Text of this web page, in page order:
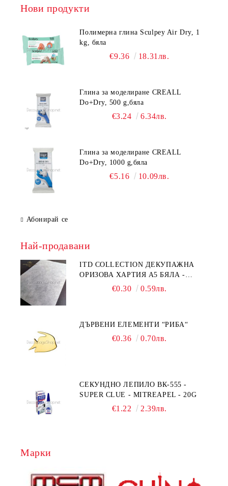
Нови продукти
Полимерна глина Sculpey Air Dry, 1
kg, бяла
€9.36 18.31лв.
Глина за моделиране CREALL
Do+Dry, 500 g,бяла
€3.24 6.34лв.
Глина за моделиране CREALL
Do+Dry, 1000 g,бяла
€5.16 10.09лв.
Абонирай се
Най-продавани
ITD COLLECTION ДЕКУПАЖНА
ОРИЗОВА ХАРТИЯ А5 БЯЛА -
€0.30 0.59лв.
ДЪРВЕНИ ЕЛЕМЕНТИ “РИБА“
€0.36 0.70лв.
СЕКУНДНО ЛЕПИЛО ВК-555 -
SUPER CLUE - MITREAPEL - 20G
€1.22 2.39лв.
Марки